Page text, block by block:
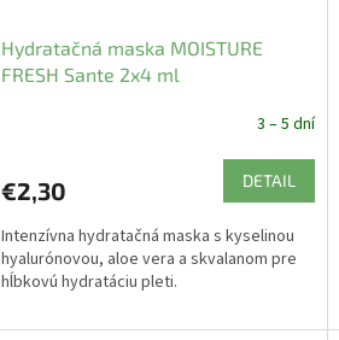
Hydratačná maska MOISTURE
FRESH Sante 2x4 ml
3 – 5 dní
€2,30 DETAIL
Intenzívna hydratačná maska s kyselinou
hyalurónovou, aloe vera a skvalanom pre
hĺbkovú hydratáciu pleti.